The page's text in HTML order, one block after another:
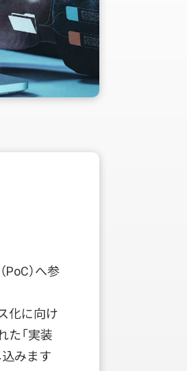
）へ参
化に向け
た「実装
みます